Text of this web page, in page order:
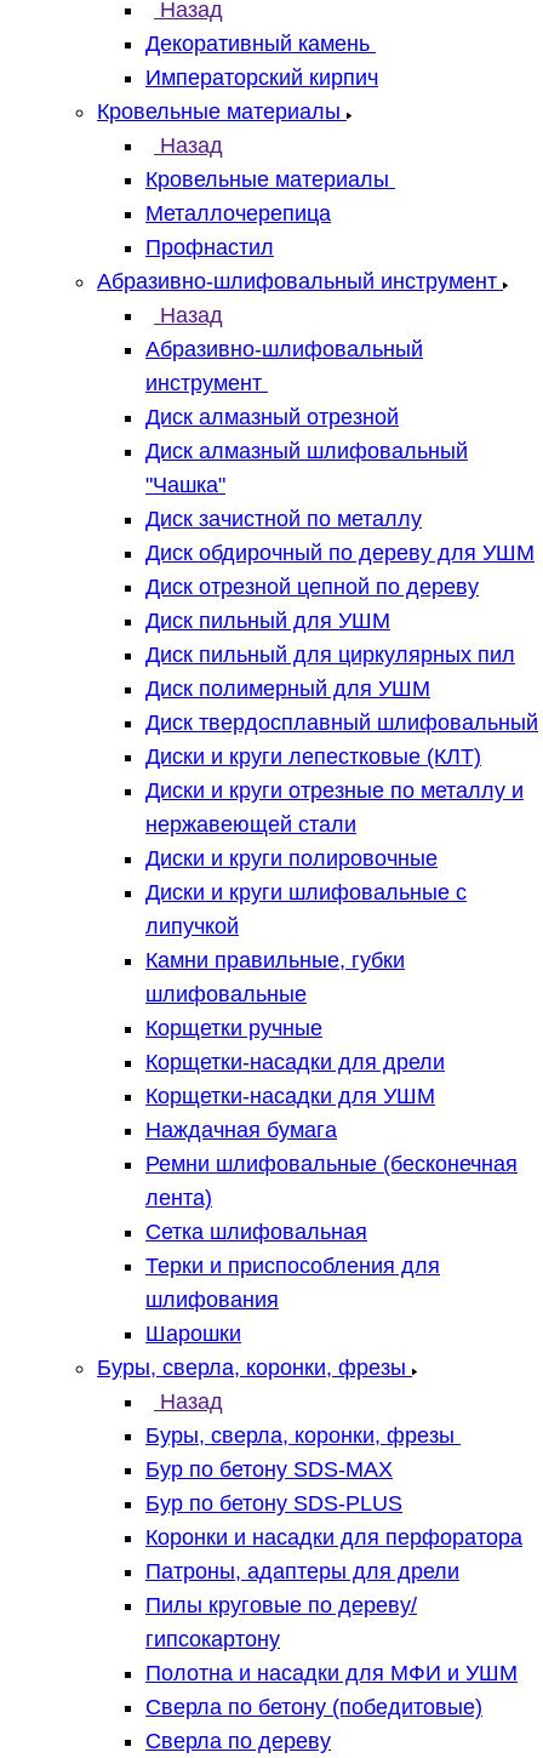
Назад
Декоративный камень
Императорский кирпич
Кровельные материалы
Назад
Кровельные материалы
Металлочерепица
Профнастил
Абразивно-шлифовальный инструмент
Назад
Абразивно-шлифовальный
инструмент
Диск алмазный отрезной
Диск алмазный шлифовальный
"Чашка"
Диск зачистной по металлу
Диск обдирочный по дереву для УШМ
Диск отрезной цепной по дереву
Диск пильный для УШМ
Диск пильный для циркулярных пил
Диск полимерный для УШМ
Диск твердосплавный шлифовальный
Диски и круги лепестковые (КЛТ)
Диски и круги отрезные по металлу и
нержавеющей стали
Диски и круги полировочные
Диски и круги шлифовальные с
липучкой
Камни правильные, губки
шлифовальные
Корщетки ручные
Корщетки-насадки для дрели
Корщетки-насадки для УШМ
Наждачная бумага
Ремни шлифовальные (бесконечная
лента)
Сетка шлифовальная
Терки и приспособления для
шлифования
Шарошки
Буры, сверла, коронки, фрезы
Назад
Буры, сверла, коронки, фрезы
Бур по бетону SDS-MAX
Бур по бетону SDS-PLUS
Коронки и насадки для перфоратора
Патроны, адаптеры для дрели
Пилы круговые по дереву/
гипсокартону
Полотна и насадки для МФИ и УШМ
Сверла по бетону (победитовые)
Сверла по дереву